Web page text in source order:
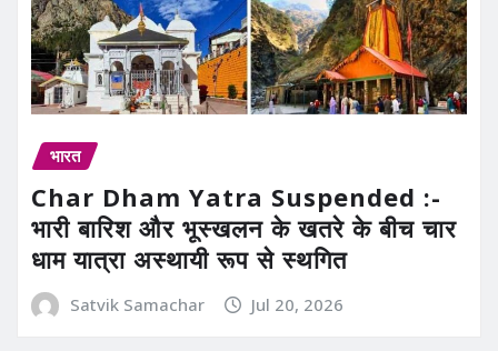
भारत
Char Dham Yatra Suspended :-
भारी बारिश और भूस्खलन के खतरे के बीच चार
धाम यात्रा अस्थायी रूप से स्थगित
Satvik Samachar Jul 20, 2026